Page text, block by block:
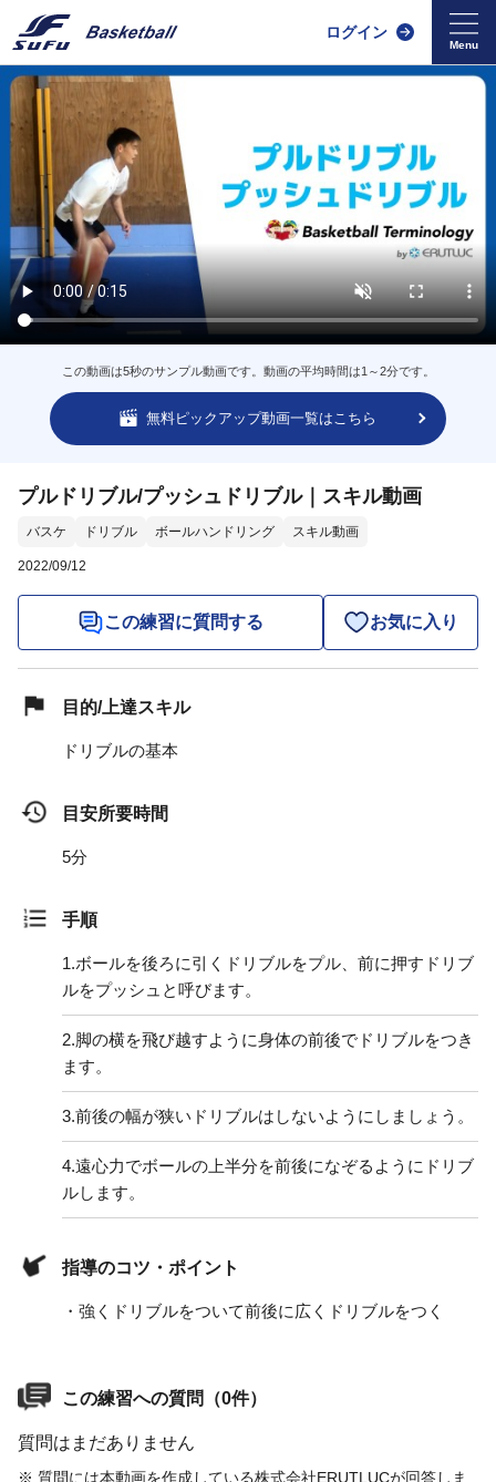
ログイン
この動画は5秒のサンプル動画です。動画の平均時間は1～2分です。
無料ピックアップ動画一覧はこちら
プルドリブル/プッシュドリブル｜スキル動画
バスケ ドリブル ボールハンドリング スキル動画
2022/09/12
この練習に質問する お気に入り
目的/上達スキル
ドリブルの基本
目安所要時間
5分
手順
1.ボールを後ろに引くドリブルをプル、前に押すドリブ
ルをプッシュと呼びます。
2.脚の横を飛び越すように身体の前後でドリブルをつき
ます。
3.前後の幅が狭いドリブルはしないようにしましょう。
4.遠心力でボールの上半分を前後になぞるようにドリブ
ルします。
指導のコツ・ポイント
・強くドリブルをついて前後に広くドリブルをつく
この練習への質問（0件）
質問はまだありません
※ 質問には本動画を作成している株式会社ERUTLUCが回答しま